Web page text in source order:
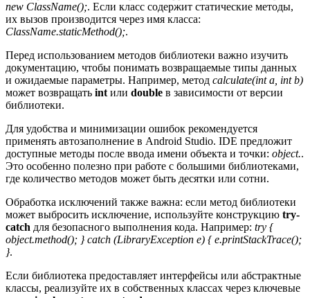
new ClassName();. Если класс содержит статические методы,
их вызов производится через имя класса:
ClassName.staticMethod();.
Перед использованием методов библиотеки важно изучить
документацию, чтобы понимать возвращаемые типы данных
и ожидаемые параметры. Например, метод calculate(int a, int b)
может возвращать int или double в зависимости от версии
библиотеки.
Для удобства и минимизации ошибок рекомендуется
применять автозаполнение в Android Studio. IDE предложит
доступные методы после ввода имени объекта и точки: object..
Это особенно полезно при работе с большими библиотеками,
где количество методов может быть десятки или сотни.
Обработка исключений также важна: если метод библиотеки
может выбросить исключение, используйте конструкцию try-
catch для безопасного выполнения кода. Например: try {
object.method(); } catch (LibraryException e) { e.printStackTrace();
}.
Если библиотека предоставляет интерфейсы или абстрактные
классы, реализуйте их в собственных классах через ключевые